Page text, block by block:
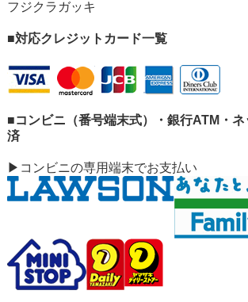
フジクラガッキ
■対応クレジットカード一覧
■コンビニ（番号端末式）・銀行ATM・
済
▶コンビニの専用端末でお支払い